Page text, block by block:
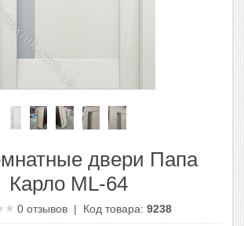
двери Папа
Карло ML-64
0отзывов | Код товара: 9238